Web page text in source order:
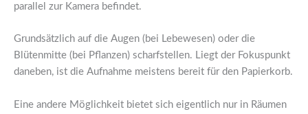
parallel zur Kamera befindet.
Grundsätzlich auf die Augen (bei Lebewesen) oder die
Blütenmitte (bei Pflanzen) scharfstellen. Liegt der Fokuspunkt
daneben, ist die Aufnahme meistens bereit für den Papierkorb.
Eine andere Möglichkeit bietet sich eigentlich nur in Räumen